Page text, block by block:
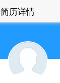
简历详情